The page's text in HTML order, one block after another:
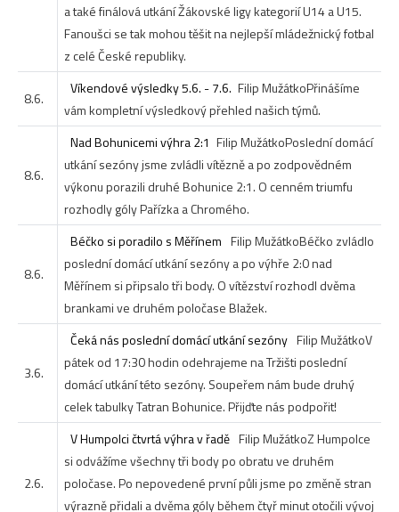
a také finálová utkání Žákovské ligy kategorií U14 a U15.
Fanoušci se tak mohou těšit na nejlepší mládežnický fotbal
z celé České republiky.
8.6.
Víkendové výsledky 5.6. - 7.6. Filip MužátkoPřinášíme
vám kompletní výsledkový přehled našich týmů.
8.6.
Nad Bohunicemi výhra 2:1 Filip MužátkoPoslední domácí
utkání sezóny jsme zvládli vítězně a po zodpovědném
výkonu porazili druhé Bohunice 2:1. O cenném triumfu
rozhodly góly Pařízka a Chromého.
8.6.
Béčko si poradilo s Měřínem Filip MužátkoBéčko zvládlo
poslední domácí utkání sezóny a po výhře 2:0 nad
Měřínem si připsalo tři body. O vítězství rozhodl dvěma
brankami ve druhém poločase Blažek.
3.6.
Čeká nás poslední domácí utkání sezóny Filip MužátkoV
pátek od 17:30 hodin odehrajeme na Tržišti poslední
domácí utkání této sezóny. Soupeřem nám bude druhý
celek tabulky Tatran Bohunice. Přijďte nás podpořit!
2.6.
V Humpolci čtvrtá výhra v řadě Filip MužátkoZ Humpolce
si odvážíme všechny tři body po obratu ve druhém
poločase. Po nepovedené první půli jsme po změně stran
výrazně přidali a dvěma góly během čtyř minut otočili vývoj